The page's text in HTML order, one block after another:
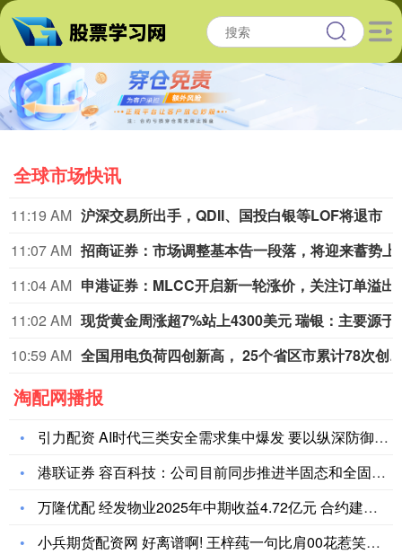
全球市场快讯
11:19 AM 沪深交易所出手，QDII、国投白银等LOF将退市
11:07 AM
11:04 AM
11:02 AM
10:59 AM
全国用电负荷四创新高， 25个省
淘配网播报
引力配资 AI时代三类安全需求集中爆发 要以纵深防御筑牢数智
港联证券 容百科技：公司目前同步推进半固态和全固态电池材料开
万隆优配 经发物业2025年中期收益4.72亿元 合约建筑面
小兵期货配资网 好离谱啊! 王梓莼一句比肩00花惹笑网友，仅